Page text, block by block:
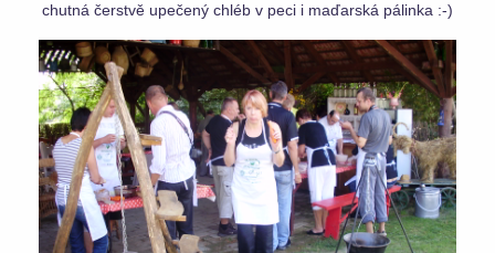
chutná čerstvě upečený chléb v peci i maďarská pálinka :-)